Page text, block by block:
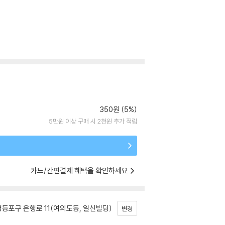
350원 (5%)
5만원 이상 구매 시 2천원 추가 적립
카드/간편결제 혜택을 확인하세요
포구 은행로 11(여의도동, 일신빌딩) 변경